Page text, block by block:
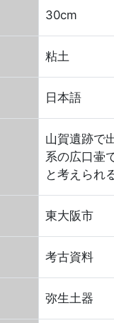
30cm
粘土
日本語
山賀遺跡で
系の広口壷
と考えられ
東大阪市
考古資料
弥生土器